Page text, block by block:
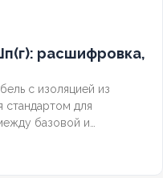
расшифровка,
с изоляцией из
стандартом для
базовой и
конструктивные